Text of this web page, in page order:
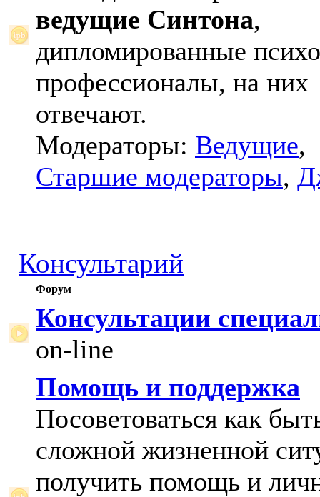
ведущие Синтона,
дипломированные
профессионалы, на них
отвечают.
Модераторы: Ведущие,
Старшие модераторы,
Консультарий
Форум
Консультации
on-line
Помощь и поддержка
Посоветоваться как
сложной жизненной
получить помощь и